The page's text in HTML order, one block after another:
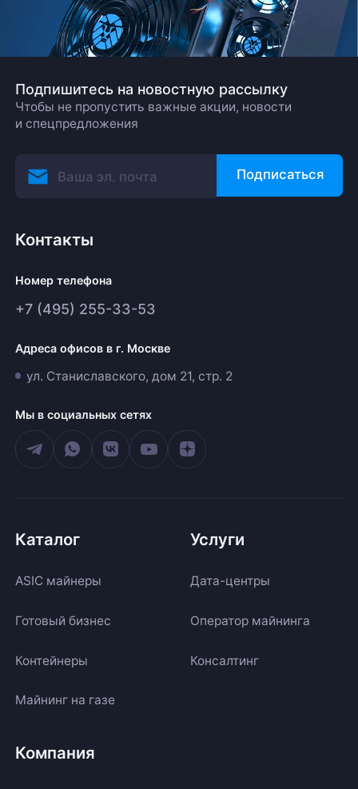
Подпишитесь на новостную рассылку
Чтобы не пропустить важные акции, новости
и спецпредложения
Подписаться
Контакты
Номер телефона
+7 (495) 255-33-53
Адреса офисов в г. Москве
ул. Станиславского, дом 21, стр. 2
Мы в социальных сетях
Каталог
ASIC майнеры
Готовый бизнес
Контейнеры
Майнинг на газе
Услуги
Дата-центры
Оператор майнинга
Консалтинг
Компания